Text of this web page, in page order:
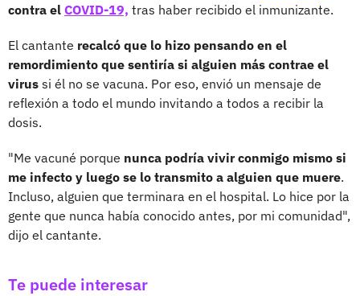
contra el COVID-19, tras haber recibido el inmunizante.
El cantante recalcó que lo hizo pensando en el
remordimiento que sentiría si alguien más contrae el
virus si él no se vacuna. Por eso, envió un mensaje de
reflexión a todo el mundo invitando a todos a recibir la
dosis.
"Me vacuné porque nunca podría vivir conmigo mismo si
me infecto y luego se lo transmito a alguien que muere.
Incluso, alguien que terminara en el hospital. Lo hice por la
gente que nunca había conocido antes, por mi comunidad",
dijo el cantante.
Te puede interesar